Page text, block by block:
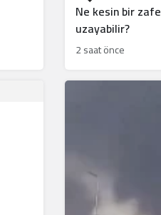
Ne kesin bir
uzayabilir?
2 saat önce